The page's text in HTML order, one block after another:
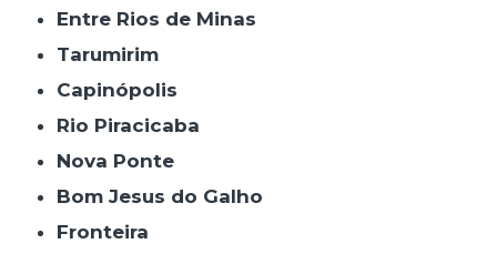
Entre Rios de Minas
Tarumirim
Capinópolis
Rio Piracicaba
Nova Ponte
Bom Jesus do Galho
Fronteira